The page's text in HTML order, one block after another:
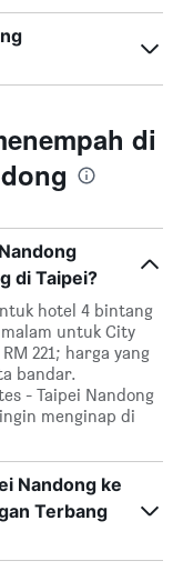
di
di Taipei?
hotel 4 bintang
untuk City
221; harga yang
bandar.
- Taipei Nandong
menginap di
Nandong ke
Terbang